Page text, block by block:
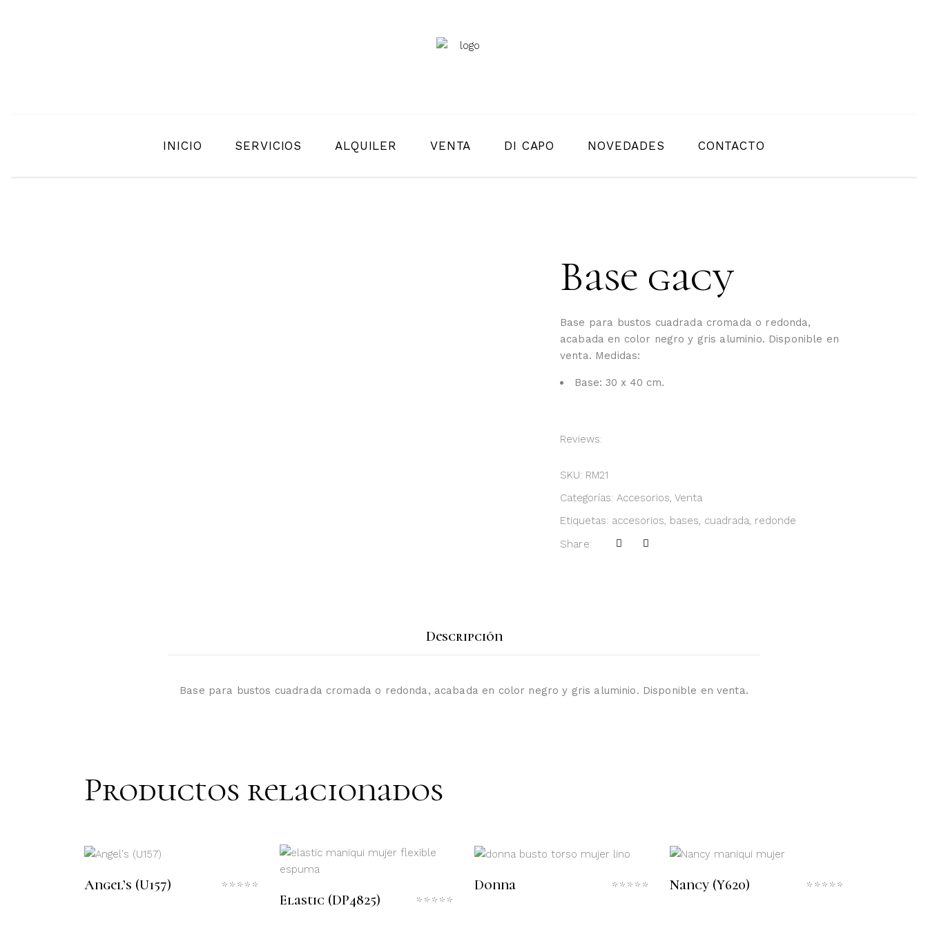
INICIO SERVICIOS ALQUILER VENTA DI CAPO NOVEDADES CONTACTO
Base gacy
Base para bustos cuadrada cromada o redonda,
acabada en color negro y gris aluminio. Disponible en
venta. Medidas:
Base: 30 x 40 cm.
Reviews:
SKU: RM21
Categorías: Accesorios, Venta
Etiquetas: accesorios, bases, cuadrada, redonde
Share:
Descripción
Base para bustos cuadrada cromada o redonda, acabada en color negro y gris aluminio. Disponible en venta.
Productos relacionados
LEER MÁS
Angel’s (U157)
Elastic (DP4825)
Donna
Valorado
LEER MÁS
Nancy (Y620)